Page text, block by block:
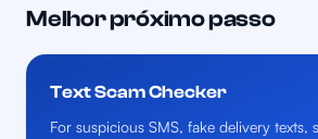
Melhor próximo passo
Text Scam Checker
For suspicious SMS, fake delivery texts,